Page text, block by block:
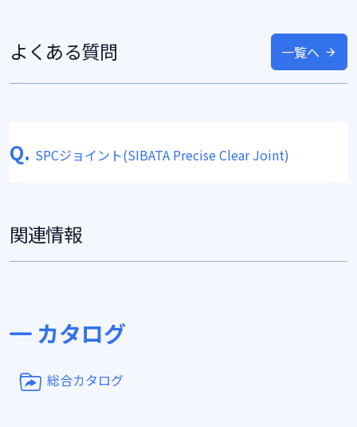
よくある質問 一覧へ
Q. SPCジョイント(SIBATA Precise Clear Joint)
関連情報
カタログ
総合カタログ